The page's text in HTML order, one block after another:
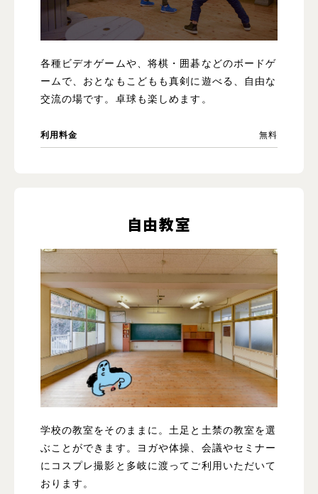
各種ビデオゲームや、将棋・囲碁などのボードゲ
ームで、おとなもこどもも真剣に遊べる、自由な
交流の場です。卓球も楽しめます。
利用料金 無料
自由教室
学校の教室をそのままに。土足と土禁の教室を選
ぶことができます。ヨガや体操、会議やセミナー
にコスプレ撮影と多岐に渡ってご利用いただいて
おります。